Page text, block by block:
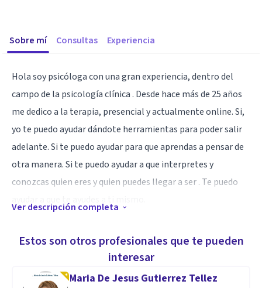
Sobre mí Consultas Experiencia
Hola soy psicóloga con una gran experiencia, dentro del
campo de la psicología clínica . Desde hace más de 25 años
me dedico a la terapia, presencial y actualmente online. Si,
yo te puedo ayudar dándote herramientas para poder salir
adelante. Si te puedo ayudar para que aprendas a pensar de
otra manera. Si te puedo ayudar a que interpretes y
conozcas quien eres y quien puedes llegar a ser . Te puedo
en la vida es invertir en uno mismo.
Desde 1995 trabajando con personas y con vidas, llenas de
problemas y dificultades, trabajando con seres humanos
Ver descripción completa
Estos son otros profesionales que te pueden
interesar
Maria De Jesus Gutierrez Tellez